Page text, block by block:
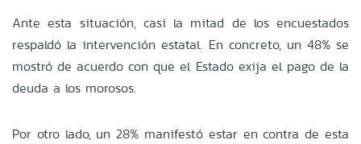
Ante esta situación, casi la mitad de los encuestados
respaldó la intervención estatal. En concreto, un 48% se
mostró de acuerdo con que el Estado exija el pago de la
deuda a los morosos.
Por otro lado, un 28% manifestó estar en contra de esta